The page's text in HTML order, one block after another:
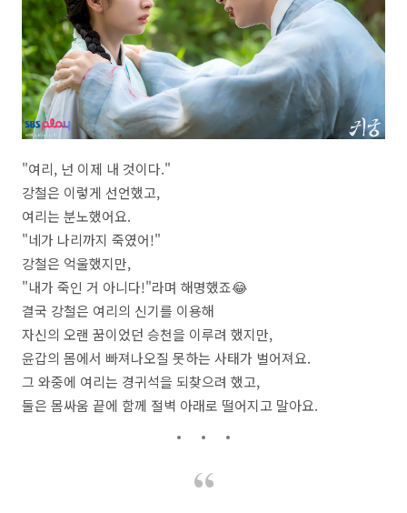
"여리, 넌 이제 내 것이다."
강철은 이렇게 선언했고,
여리는 분노했어요.
"네가 나리까지 죽였어!"
강철은 억울했지만,
"내가 죽인 거 아니다!"라며 해명했죠😂
결국 강철은 여리의 신기를 이용해
자신의 오랜 꿈이었던 승천을 이루려 했지만,
윤갑의 몸에서 빠져나오질 못하는 사태가 벌어져요.
그 와중에 여리는 경귀석을 되찾으려 했고,
둘은 몸싸움 끝에 함께 절벽 아래로 떨어지고 말아요.